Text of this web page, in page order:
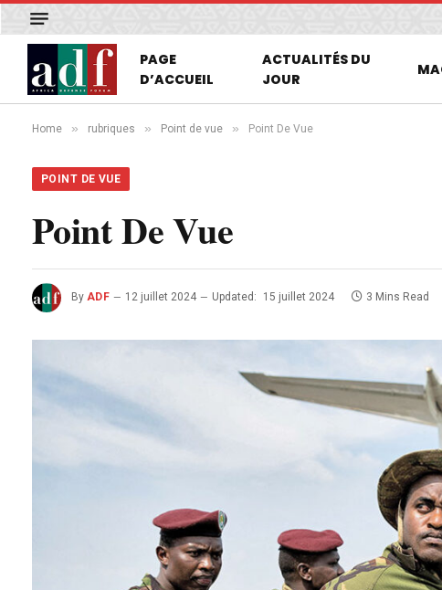
PAGE
D’ACCUEIL
ACTUALITÉS DU
JOUR
Home » rubriques » Point de vue » Point De Vue
POINT DE VUE
Point De Vue
By ADF 12 juillet 2024 Updated: 15 juillet 2024 3 Mins Read